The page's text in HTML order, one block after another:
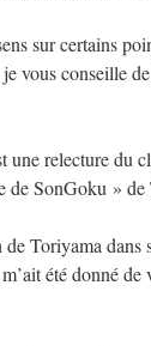
sur certains
vous conseille
une relecture du
de SonGoku »
Toriyama dans
été donné